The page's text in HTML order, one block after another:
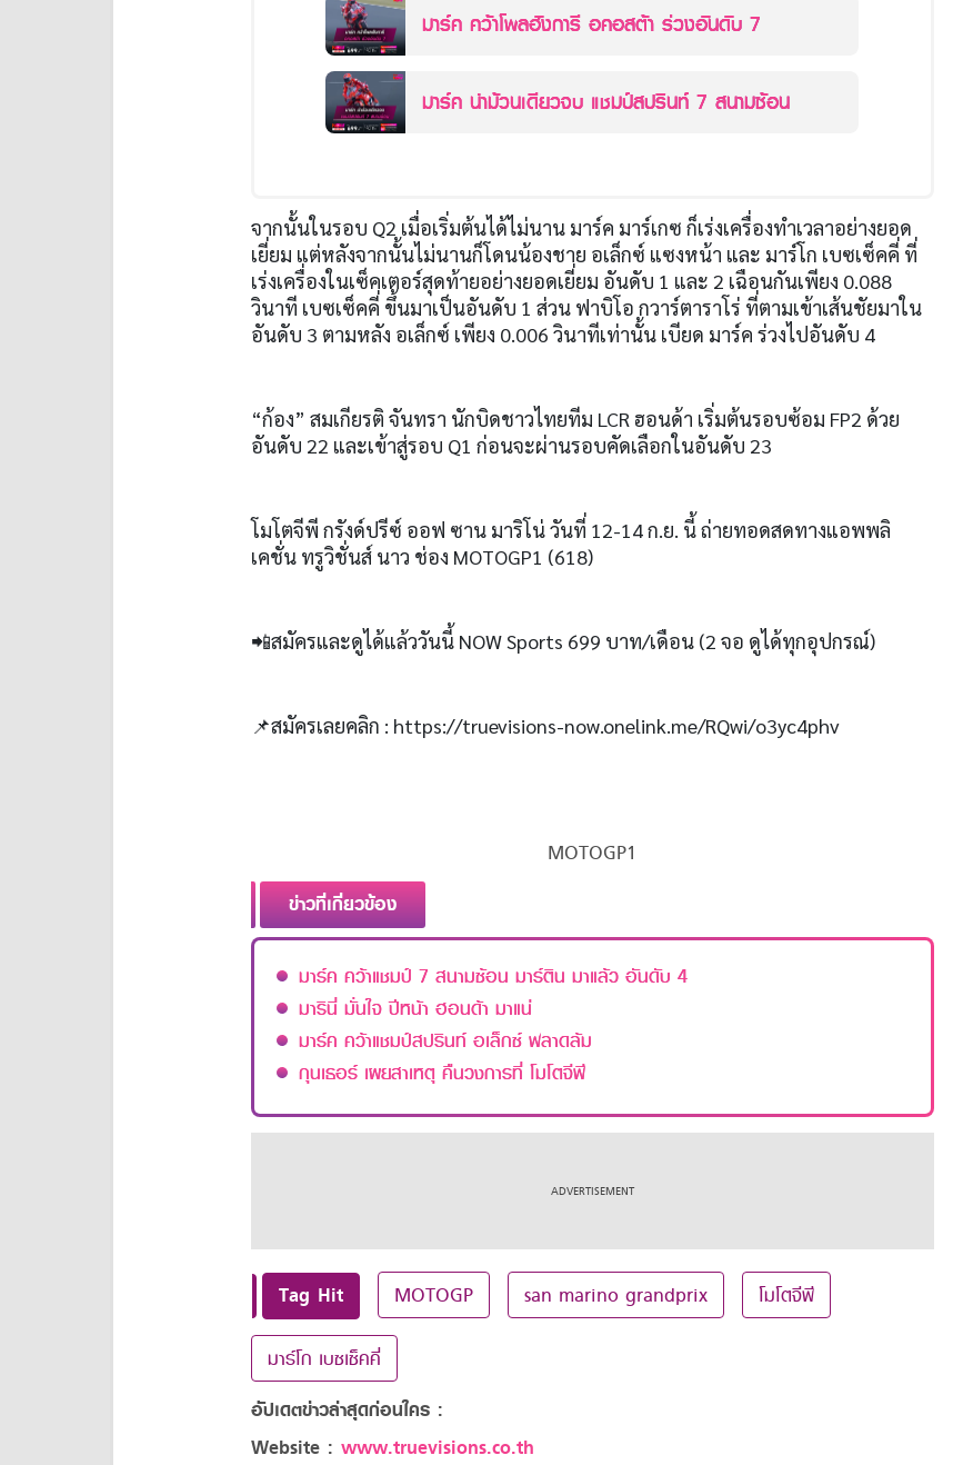
มาร์ค คว้าโพลฮังการี อคอสต้า ร่วงอันดับ 7
มาร์ค นำม้วนเดียวจบ แชมป์สปรินท์ 7 สนามซ้อน
จากนั้นในรอบ Q2 เมื่อเริ่มต้นได้ไม่นาน มาร์ค มาร์เกซ ก็เร่งเครื่องทำเวลาอย่างยอด
เยี่ยม แต่หลังจากนั้นไม่นานก็โดนน้องชาย อเล็กซ์ แซงหน้า และ มาร์โก เบซเซ็คคี่ ที่
เร่งเครื่องในเซ็คเตอร์สุดท้ายอย่างยอดเยี่ยม อันดับ 1 และ 2 เฉือนกันเพียง 0.088
วินาที เบซเซ็คคี่ ขึ้นมาเป็นอันดับ 1 ส่วน ฟาบิโอ กวาร์ตาราโร่ ที่ตามเข้าเส้นชัยมาใน
อันดับ 3 ตามหลัง อเล็กซ์ เพียง 0.006 วินาทีเท่านั้น เบียด มาร์ค ร่วงไปอันดับ 4
“ก้อง” สมเกียรติ จันทรา นักบิดชาวไทยทีม LCR ฮอนด้า เริ่มต้นรอบซ้อม FP2 ด้วย
อันดับ 22 และเข้าสู่รอบ Q1 ก่อนจะผ่านรอบคัดเลือกในอันดับ 23
โมโตจีพี กรังด์ปรีซ์ ออฟ ซาน มาริโน่ วันที่ 12-14 ก.ย. นี้ ถ่ายทอดสดทางแอพพลิ
เคชั่น ทรูวิชั่นส์ นาว ช่อง MOTOGP1 (618)
📲สมัครและดูได้แล้ววันนี้ NOW Sports 699 บาท/เดือน (2 จอ ดูได้ทุกอุปกรณ์)
📌สมัครเลยคลิก : https://truevisions-now.onelink.me/RQwi/o3yc4phv
MOTOGP1
ข่าวที่เกี่ยวข้อง
มาร์ค คว้าแชมป์ 7 สนามซ้อน มาร์ติน มาแล้ว อันดับ 4
มารินี่ มั่นใจ ปีหน้า ฮอนด้า มาแน่
มาร์ค คว้าแชมป์สปรินท์ อเล็กซ์ พลาดล้ม
กุนเธอร์ เผยสาเหตุ คืนวงการที่ โมโตจีพี
Tag Hit MOTOGP san marino grandprix โมโตจีพี
มาร์โก เบซเซ็คคี่
อัปเดตข่าวล่าสุดก่อนใคร :
Website : www.truevisions.co.th